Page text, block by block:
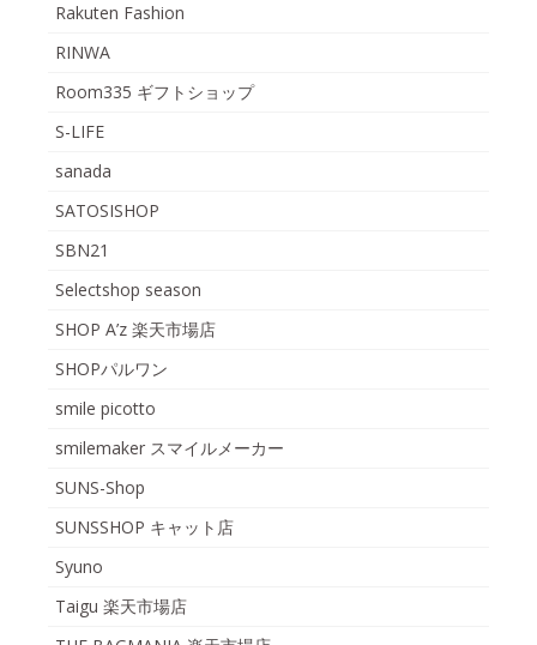
Rakuten Fashion
RINWA
Room335 ギフトショップ
S-LIFE
sanada
SATOSISHOP
SBN21
Selectshop season
SHOP A’z 楽天市場店
SHOPパルワン
smile picotto
smilemaker スマイルメーカー
SUNS-Shop
SUNSSHOP キャット店
Syuno
Taigu 楽天市場店